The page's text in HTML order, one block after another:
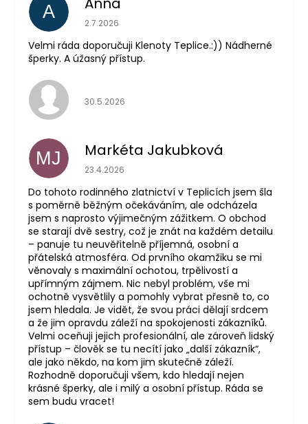
A Hodnocení obchodu je 5 z 5 hvězdiček.
2.7.2026
Velmi ráda doporučuji Klenoty Teplice.:)) Nádherné
šperky. A úžasný přístup.
Hodnocení obchodu je 5 z 5 hvězdiček.
30.5.2026
MJ Markéta Jakubková
Hodnocení obchodu je 5 z 5 hvězdiček.
23.4.2026
Do tohoto rodinného zlatnictví v Teplicích jsem šla
s poměrně běžným očekáváním, ale odcházela
jsem s naprosto výjimečným zážitkem. O obchod
se starají dvě sestry, což je znát na každém detailu
– panuje tu neuvěřitelně příjemná, osobní a
přátelská atmosféra. Od prvního okamžiku se mi
věnovaly s maximální ochotou, trpělivostí a
upřímným zájmem. Nic nebyl problém, vše mi
ochotně vysvětlily a pomohly vybrat přesně to, co
jsem hledala. Je vidět, že svou práci dělají srdcem
a že jim opravdu záleží na spokojenosti zákazníků.
Velmi oceňuji jejich profesionální, ale zároveň lidský
přístup – člověk se tu necítí jako „další zákazník“,
ale jako někdo, na kom jim skutečně záleží.
Rozhodně doporučuji všem, kdo hledají nejen
krásné šperky, ale i milý a osobní přístup. Ráda se
sem budu vracet!